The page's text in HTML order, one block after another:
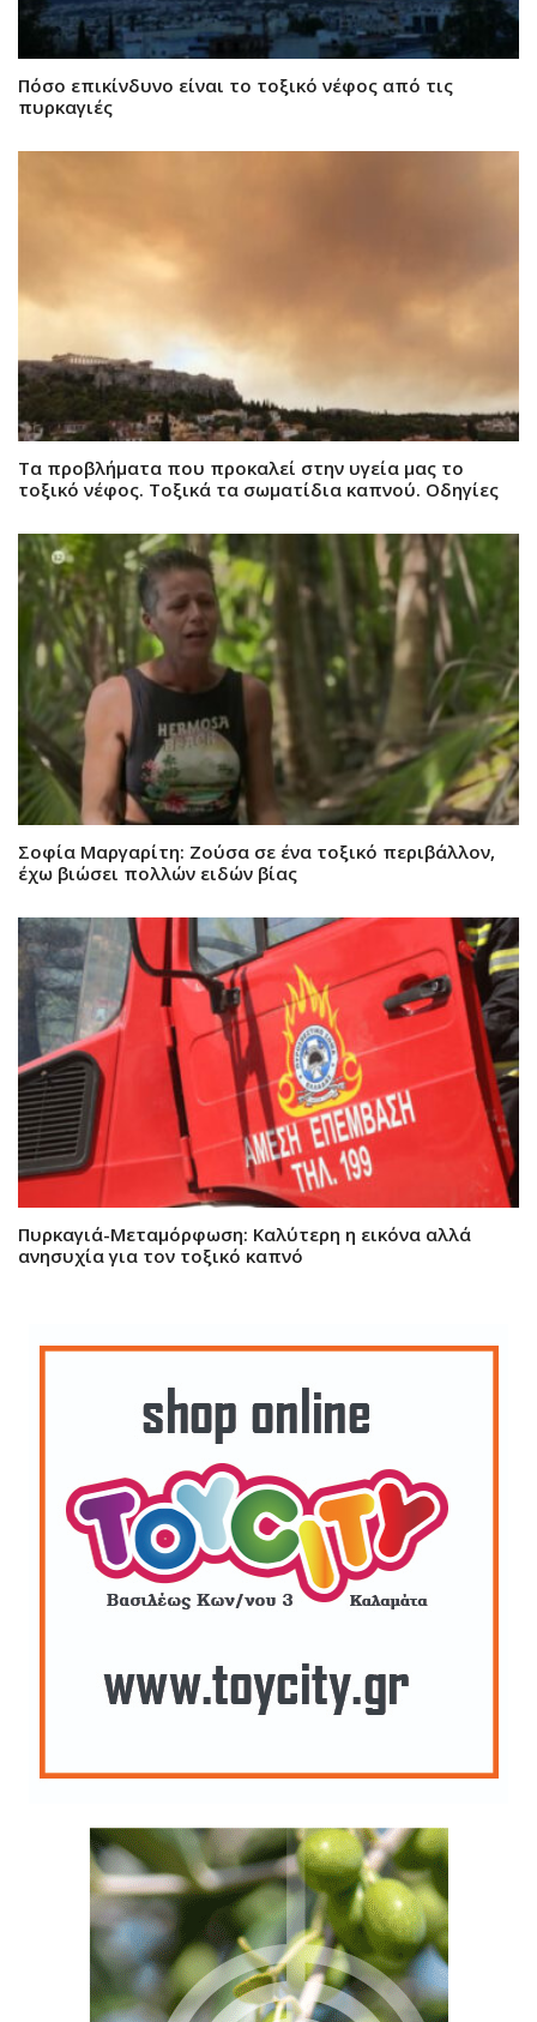
Πόσο επικίνδυνο είναι το τοξικό νέφος από τις
πυρκαγιές
Τα προβλήματα που προκαλεί στην υγεία μας το
τοξικό νέφος. Τοξικά τα σωματίδια καπνού. Οδηγίες
Σοφία Μαργαρίτη: Ζούσα σε ένα τοξικό περιβάλλον,
έχω βιώσει πολλών ειδών βίας
Πυρκαγιά-Μεταμόρφωση: Καλύτερη η εικόνα αλλά
ανησυχία για τον τοξικό καπνό